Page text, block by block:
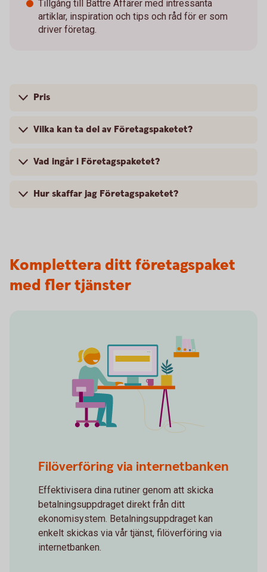
Tillgång till Bättre Affärer med intressanta
artiklar, inspiration och tips och råd för er som
driver företag.
Pris
Vilka kan ta del av Företagspaketet?
Vad ingår i Företagspaketet?
Hur skaffar jag Företagspaketet?
Komplettera ditt företagspaket
med fler tjänster
Filöverföring via internetbanken
Effektivisera dina rutiner genom att skicka
betalningsuppdraget direkt från ditt
ekonomisystem. Betalningsuppdraget kan
enkelt skickas via vår tjänst, filöverföring via
internetbanken.